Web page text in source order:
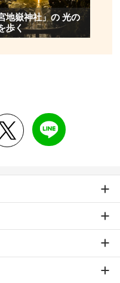
地嶽神社」の 光の
歩く